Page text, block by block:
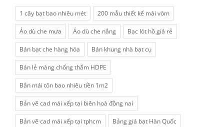
1 cây bạt bao nhiêu mét 200 mẫu thiết kế mái vòm
Áo dù che mưa Áo dù che nắng Bạc lót hồ giá rẻ
Bán bạt che hàng hóa Bán khung nhà bạt cụ
Bán lẻ màng chống thấm HDPE
Bắn mái tôn bao nhiêu tiền 1m2
Bản vẽ cad mái xếp tại biên hoà đồng nai
Bản vẽ cad mái xếp tại tphcm Bảng giá bạt Hàn Quốc